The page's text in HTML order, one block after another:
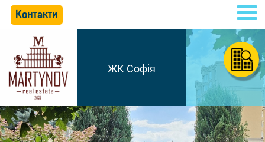
Контакти
ЖК Софія